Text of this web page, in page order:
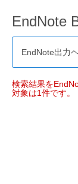
EndNote
EndNote出力
検索結果を
対象は1件です。